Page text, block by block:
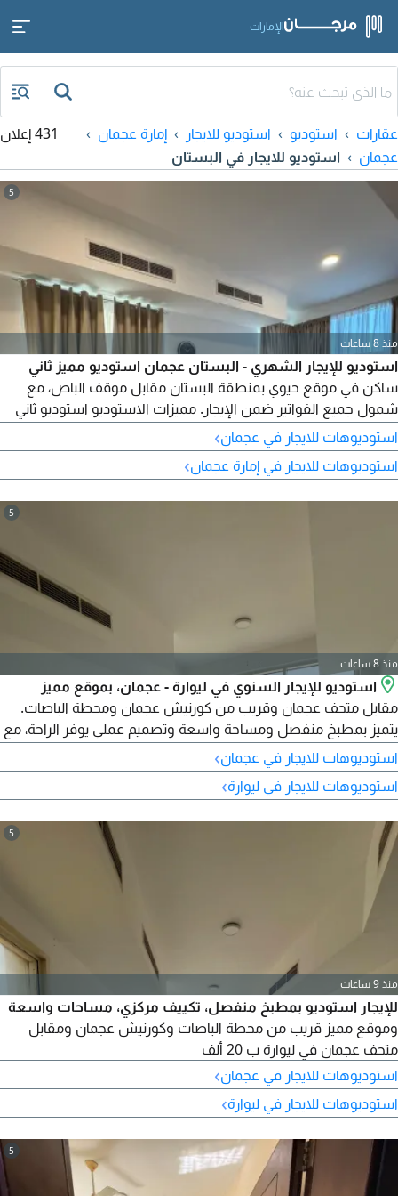
الإمارات
عقارات استوديو استوديو للايجار
إمارة عجمان
عجمان
استوديو للايجار في البستان
431 إعلان
5
منذ 8 ساعات
استوديو للإيجار الشهري - البستان عجمان استوديو مميز ثاني
ساكن في موقع حيوي بمنطقة البستان مقابل موقف الباص، مع
شمول جميع الفواتير ضمن الإيجار. مميزات الاستوديو استوديو ثاني
ساكن موقع مميز مقابل موقف الباص شامل جميع الفواتير
التفاصيل المالية الإيجار الشهري 3000 درهم شامل الفواتير التأمين
500 درهم كاش للتواصل
استوديوهات للايجار في عجمان›
استوديوهات للايجار في إمارة عجمان›
5
منذ 8 ساعات
استوديو للإيجار السنوي في ليوارة - عجمان، بموقع مميز
مقابل متحف عجمان وقريب من كورنيش عجمان ومحطة الباصات.
يتميز بمطبخ منفصل ومساحة واسعة وتصميم عملي يوفر الراحة، مع
نظام تكييف مركزي. يقع في منطقة حيوية قريبة من جميع الخدمات
والمرافق اليومية. الإيجار السنوي 20000 درهم فقط. للتواصل
والاستفسار
استوديوهات للايجار في عجمان›
استوديوهات للايجار في ليوارة›
5
منذ 9 ساعات
للإيجار استوديو بمطبخ منفصل، تكييف مركزي، مساحات واسعة
وموقع مميز قريب من محطة الباصات وكورنيش عجمان ومقابل
متحف عجمان في ليوارة ب 20 ألف
استوديوهات للايجار في عجمان›
استوديوهات للايجار في ليوارة›
5